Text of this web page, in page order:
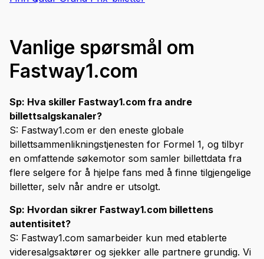
Vanlige spørsmål om
Fastway1.com
Sp: Hva skiller Fastway1.com fra andre
billettsalgskanaler?
S: Fastway1.com er den eneste globale
billettsammenlikningstjenesten for Formel 1, og tilbyr
en omfattende søkemotor som samler billettdata fra
flere selgere for å hjelpe fans med å finne tilgjengelige
billetter, selv når andre er utsolgt.
Sp: Hvordan sikrer Fastway1.com billettens
autentisitet?
S: Fastway1.com samarbeider kun med etablerte
videresalgsaktører og sjekker alle partnere grundig. Vi